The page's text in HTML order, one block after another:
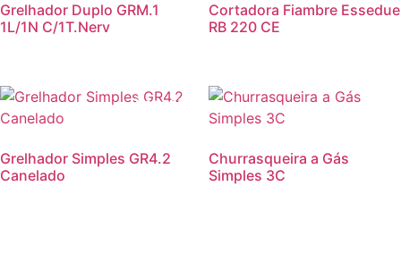
Grelhador Duplo GRM.1
1L/1N C/1T.Nerv
Cortadora Fiambre Essedue
RB 220 CE
Promoção!
Grelhador Simples GR4.2
Canelado
Churrasqueira a Gás
Simples 3C